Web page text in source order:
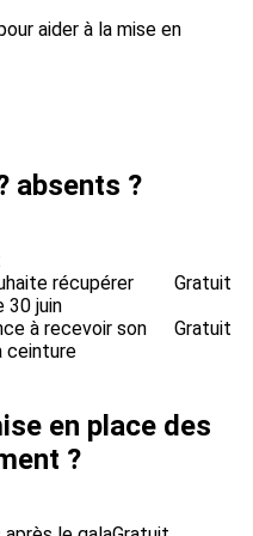
aider à la mise en
absents ?
récupérer
30 juin
Gratuit
à recevoir son
ceinture
Gratuit
en place des
?